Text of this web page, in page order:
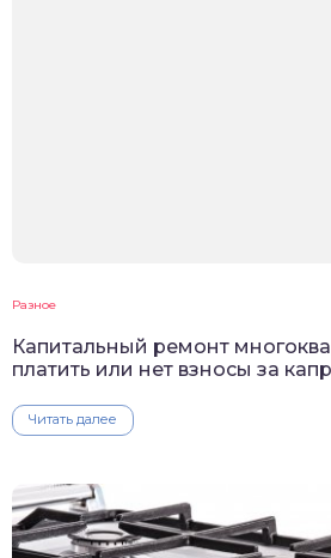
Разное
Капитальный ремонт
платить или нет взносы за
Читать далее